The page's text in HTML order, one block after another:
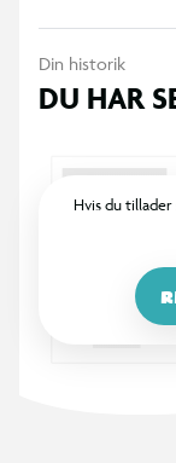
Din historik
DU HAR
Hvis du